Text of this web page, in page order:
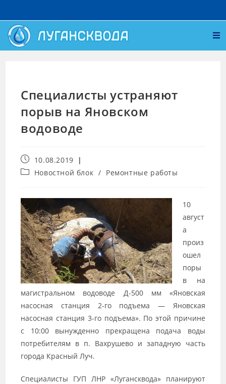
Специалисты устраняют
порыв на Яновском
водоводе
10.08.2019
Новостной блок / Ремонтные работы
10
август
а
произ
ошел
поры
в на
магистральном водоводе Д-500 мм «Яновская
насосная станция 2-го подъема — Яновская
насосная станция 3-го подъема». По этой причине
с 10:00 вынужденно прекращена подача воды
потребителям в п. Вахрушево и западную часть
города Красный Луч.
Специалисты ГУП ЛНР «Лугансквода» планируют